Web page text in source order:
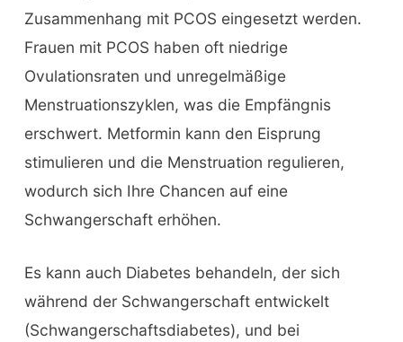
Zusammenhang mit PCOS eingesetzt werden.
Frauen mit PCOS haben oft niedrige
Ovulationsraten und unregelmäßige
Menstruationszyklen, was die Empfängnis
erschwert. Metformin kann den Eisprung
stimulieren und die Menstruation regulieren,
wodurch sich Ihre Chancen auf eine
Schwangerschaft erhöhen.
Es kann auch Diabetes behandeln, der sich
während der Schwangerschaft entwickelt
(Schwangerschaftsdiabetes), und bei